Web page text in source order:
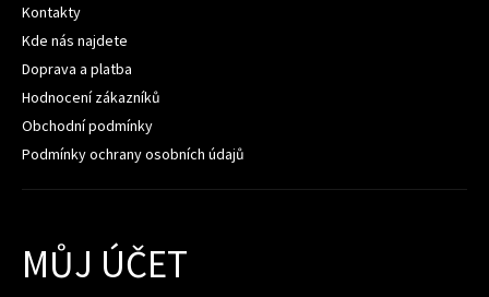
Kontakty
Kde nás najdete
Doprava a platba
Hodnocení zákazníků
Obchodní podmínky
Podmínky ochrany osobních údajů
MŮJ ÚČET